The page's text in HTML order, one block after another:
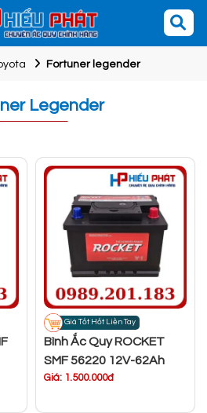
Fortuner legender
Legender
Giá Tốt Hốt Liền Tay
Bình Ắc Quy ROCKET
SMF 56220 12V-62Ah
Giá: 1.500.000đ